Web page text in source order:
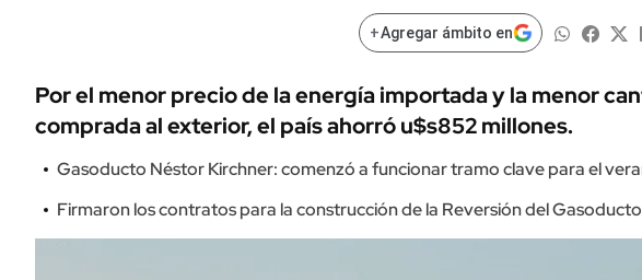
+Agregar ámbito en
Por el menor precio de la energía importada y la menor
comprada al exterior, el país ahorró u$s852 millones.
Gasoducto Néstor Kirchner: comenzó a funcionar tramo clave para el
Firmaron los contratos para la construcción de la Reversión del